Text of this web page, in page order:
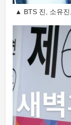
▲ BTS 진, 소유